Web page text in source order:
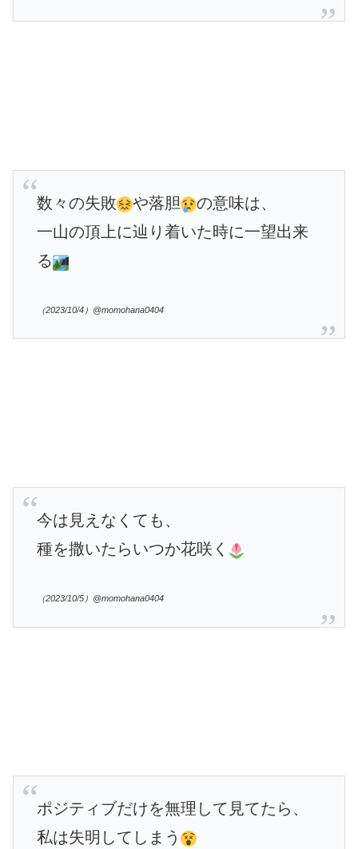
数々の失敗 や落胆
の意味は、
一山の頂上に辿り着いた時に一望出来
る
（2023/10/4）@momohana0404
今は見えなくても、
種を撒いたらいつか花咲く
（2023/10/5）@momohana0404
ポジティブだけを無理して見てたら、
私は失明してしまう